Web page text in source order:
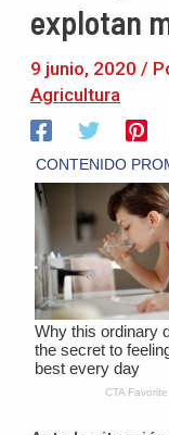
explotan
9 junio, 2020 /
Agricultura